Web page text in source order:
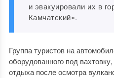
и эвакуировали их в
Камчатский».
Группа туристов на
оборудованного под
отдыха после осмотра